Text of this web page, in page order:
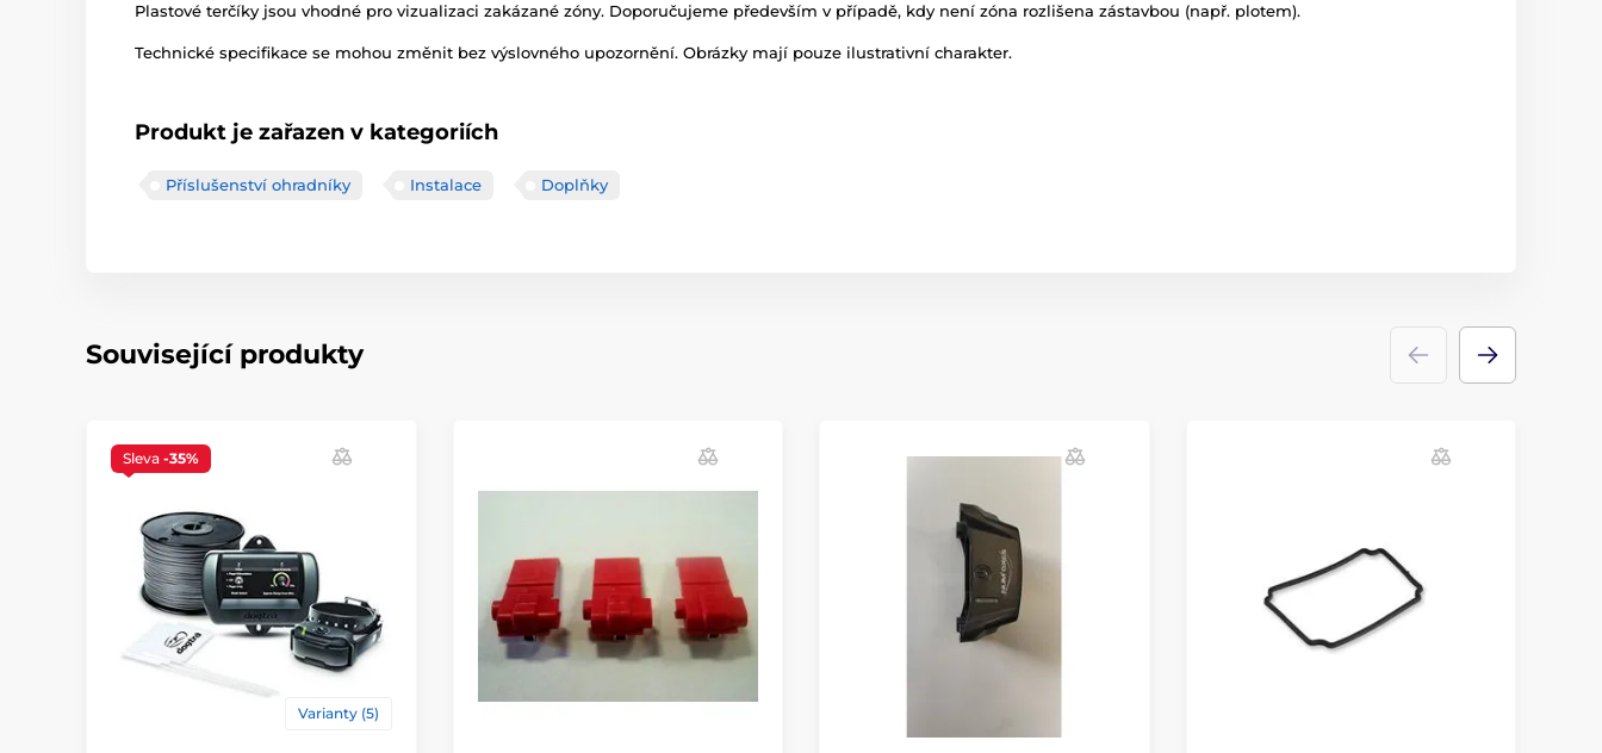
Plastové terčíky jsou vhodné pro vizualizaci zakázané zóny. Doporučujeme především v případě, kdy není zóna rozlišena zástavbou (např. plotem).
Technické specifikace se mohou změnit bez výslovného upozornění. Obrázky mají pouze ilustrativní charakter.
Produkt je zařazen v kategoriích
Příslušenství ohradníky Instalace Doplňky
Související produkty
Sleva -35%
Varianty (5)